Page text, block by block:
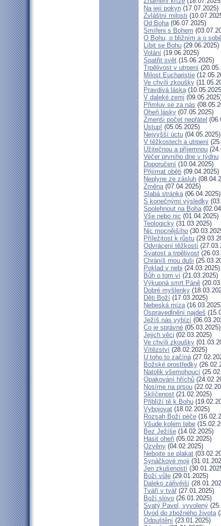
Na její pokyn (17.07.2025)
Zvláštní milosti
Od Boha(06.07.2025)
Smířeni s Bohem
O Bohu, o bližním a o
Líbit se Bohu (29.06.2025)
Volání (19.06.2025)
Spatřit svět (15.06.2025)
Trpělivost v utrpení
Milost Eucharistie
Ve chvíli zkoušky
Pravdivá láska
V daleké zemi
Přimluv se za nás
Oheň lásky (07.05.2025)
Zmenši počet nepřátel
Ustup! (05.05.2025)
Nejvyšší úctu (04.05.2025)
V těžkostech a utrpení
Užitečnou a příjemnou
Večer prvního dne v týdnu
Doporučení (10.04.2025)
Přijímat oběti (09.04.2025)
Neplyne ze zásluh
Změna(07.04.2025)
Slabá stránka(06.04.2025)
S konečnými výsledky
Spolehnout na Boha
Vše nebo nic (01.04.2025)
Teologicky (31.03.2025)
Nic mocnějšího
Příležitost k růstu
Odvrácení těžkostí
Svatost a trpělivost
Chráníš mou duši
Poklad v nebi (24.03.2025)
Bůh o tom ví (21.03.2025)
Výkupná smrt Páně
Dobré myšlenky
Děti Boží (17.03.2025)
Nebeská míza
Ospravedlnění najdeš
Ježíš nás vybízí
Co je správné (05.03.2025)
Jejich věci (02.03.2025)
Ve chvíli zkoušky
Vítězství (28.02.2025)
U toho to začíná
Božské prostředky
Natolik všemohoucí
Opakování hříchů
Nosíme na prsou
Sklíčenost (21.02.2025)
Přiblíží tě k Bohu
Vybojovat (18.02.2025)
Rozsah Boží péče
Všude kolem tebe
Bez Ježíše (14.02.2025)
Hasit oheň (05.02.2025)
Ozvěny (04.02.2025)
Nebojte se plakat
Synáčkové moji
Jen zkušeností
Boží vůle (29.01.2025)
Daleko zářivější
Tváří v tvář(27.01.2025)
Boží slovo (26.01.2025)
Svatý Pavel, vyvolený
Úvod do zbožného života
Odpuštění (23.01.2025)